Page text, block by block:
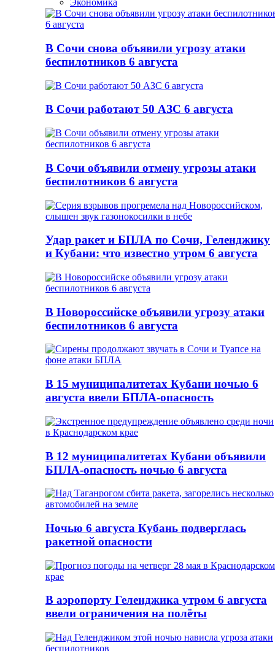
Экономика
В Сочи снова объявили угрозу атаки
беспилотников 6 августа
В Сочи работают 50 АЗС 6 августа
В Сочи объявили отмену угрозы атаки
беспилотников 6 августа
Удар ракет и БПЛА по Сочи, Геленджику
и Кубани: что известно утром 6 августа
В Новороссийске объявили угрозу атаки
беспилотников 6 августа
В 15 муниципалитетах Кубани ночью 6
августа ввели БПЛА-опасность
В 12 муниципалитетах Кубани объявили
БПЛА-опасность ночью 6 августа
Ночью 6 августа Кубань подверглась
ракетной опасности
В аэропорту Геленджика утром 6 августа
ввели ограничения на полёты